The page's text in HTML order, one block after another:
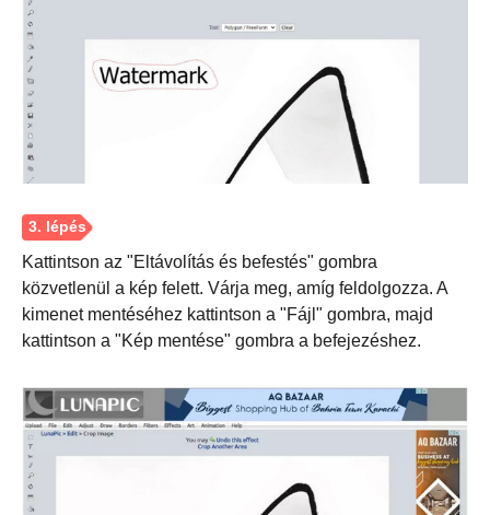
3. lépés
Kattintson az "Eltávolítás és befestés" gombra
közvetlenül a kép felett. Várja meg, amíg feldolgozza. A
kimenet mentéséhez kattintson a "Fájl" gombra, majd
kattintson a "Kép mentése" gombra a befejezéshez.